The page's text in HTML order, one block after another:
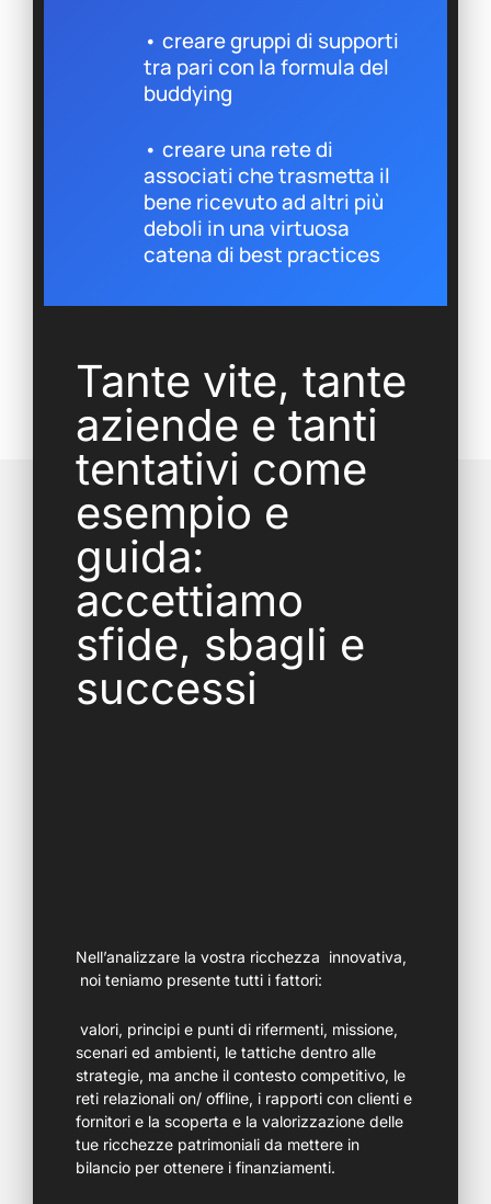
• creare gruppi di supporti
tra pari con la formula del
buddying
• creare una rete di
associati che trasmetta il
bene ricevuto ad altri più
deboli in una virtuosa
catena di best practices
Tante vite, tante
aziende e tanti
tentativi come
esempio e
guida:
accettiamo
sfide, sbagli e
successi
Nell’analizzare la vostra ricchezza innovativa,
noi teniamo presente tutti i fattori:
valori, principi e punti di rifermenti, missione,
scenari ed ambienti, le tattiche dentro alle
strategie, ma anche il contesto competitivo, le
reti relazionali on/ offline, i rapporti con clienti e
fornitori e la scoperta e la valorizzazione delle
tue ricchezze patrimoniali da mettere in
bilancio per ottenere i finanziamenti.